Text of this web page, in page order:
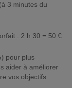
3 minutes du
: 2 h 30 = 50 €
pour plus
aider à améliorer
vos objectifs